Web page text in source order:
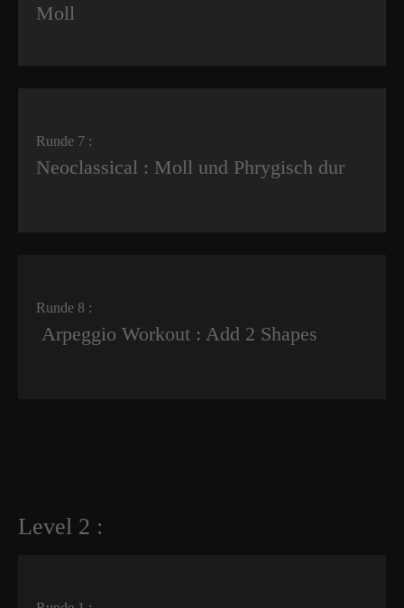
Moll
Runde 7 :
Neoclassical : Moll und Phrygisch dur
Runde 8 :
Arpeggio Workout : Add 2 Shapes
Level 2 :